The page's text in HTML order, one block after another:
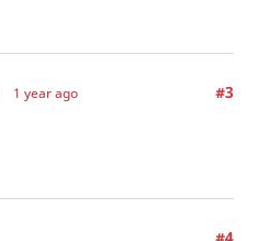
1 year ago #3